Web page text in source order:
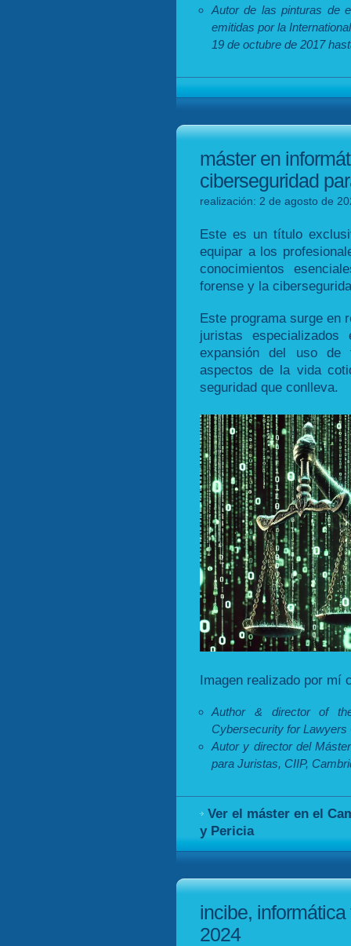
Autor de las pinturas de
emitidas por la
19 de octubre de 2017
máster en
ciberseguridad
realización: 2 de agosto de
Este es un título
equipar a los
conocimientos
forense y la
Este programa surge en
juristas
expansión del uso de
aspectos de la vida
seguridad que conlleva.
Imagen realizado por mí
Author & director of
Cybersecurity for Lawyers
Autor y director del
para Juristas, CIIP,
Ver el máster en el
y Pericia
incibe,
2024